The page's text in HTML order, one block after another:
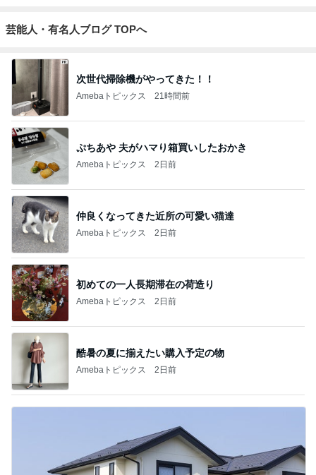
芸能人・有名人ブログ TOPへ
次世代掃除機がやってきた！！
Amebaトピックス 21時間前
ぷちあや 夫がハマり箱買いしたおかき
Amebaトピックス 2日前
仲良くなってきた近所の可愛い猫達
Amebaトピックス 2日前
初めての一人長期滞在の荷造り
Amebaトピックス 2日前
酷暑の夏に揃えたい購入予定の物
Amebaトピックス 2日前